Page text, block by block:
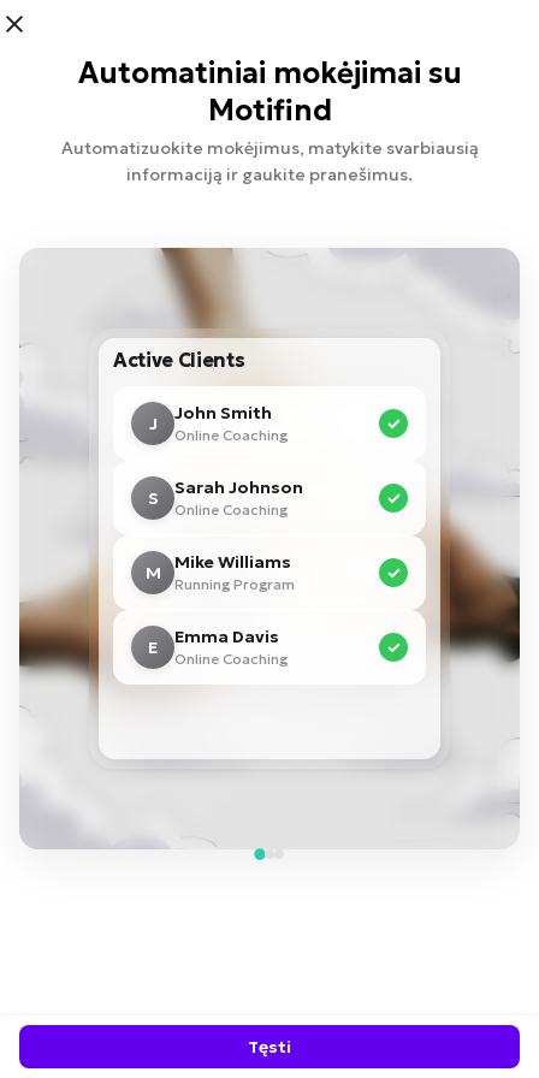
Automatiniai mokėjimai su
Motifind
Automatizuokite mokėjimus, matykite svarbiausią
informaciją ir gaukite pranešimus.
Active Clients
J John Smith
Online Coaching
✓
S Sarah Johnson
Online Coaching
✓
M Mike Williams
Running Program
✓
E Emma Davis
Online Coaching
✓
Tęsti